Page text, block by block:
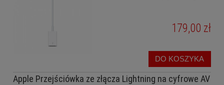
179,00 zł
DO KOSZYKA
Apple Przejściówka ze złącza Lightning na cyfrowe AV